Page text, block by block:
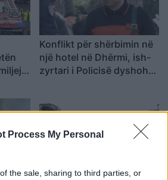
Process My Personal
the sale, sharing to third parties, or
Konflikt për shërbimin në
një hotel në Dhërmi, ish-
zyrtari i Policisë dyshohet